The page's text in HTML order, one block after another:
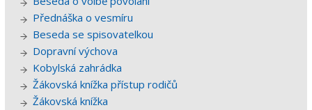
Přednáška o vesmíru
Beseda se spisovatelkou
Dopravní výchova
Kobylská zahrádka
Žákovská knížka přístup rodičů
Žákovská knížka